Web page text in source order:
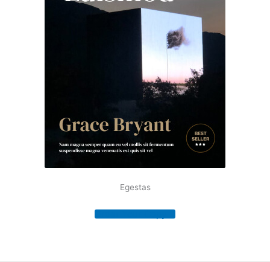
Egestas
Order Your Copy